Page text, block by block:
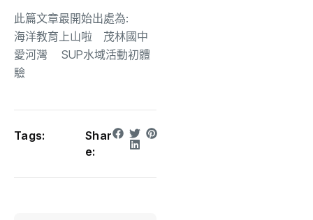
此篇文章最開始出處為:
海洋教育上山啦 茂林國中
愛河灣 SUP水域活動初體
驗
Tags:
Shar
e: